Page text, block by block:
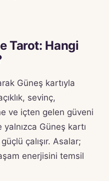
Tarot: Hangi
Güneş kartıyla
sevinç,
ve içten gelen güveni
Güneş kartı
çalışır. Asalar;
enerjisini temsil